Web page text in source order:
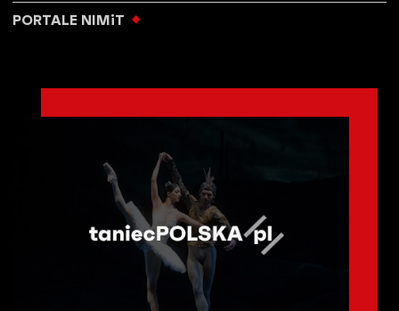
PORTALE NIMiT